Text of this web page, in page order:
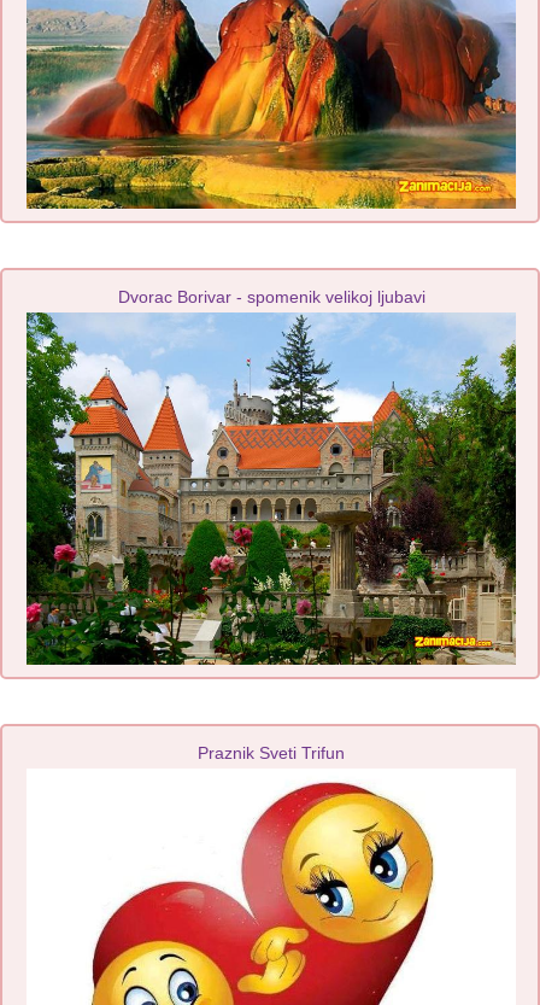
Dvorac Borivar - spomenik velikoj ljubavi
Praznik Sveti Trifun